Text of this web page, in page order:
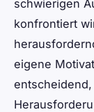
schwierigen
konfrontiert
eigene